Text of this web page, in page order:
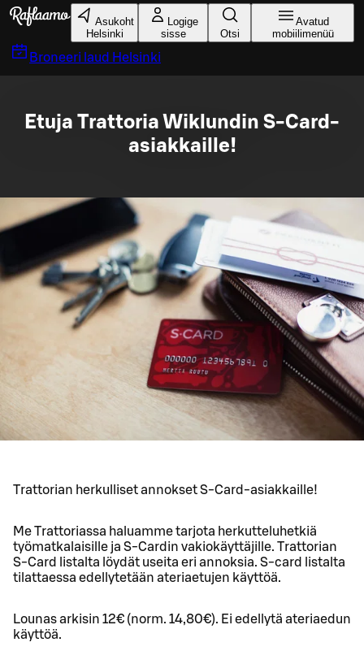
Liigu peamise sisu juurde
Asukoht
Helsinki
Logige
sisse
Otsi
Avatud
mobiilimenüü
Broneeri laud Helsinki
Etuja Trattoria Wiklundin S-Card-
asiakkaille!
Trattorian herkulliset annokset S-Card-asiakkaille!
Me Trattoriassa haluamme tarjota herkutteluhetkiä
työmatkalaisille ja S-Cardin vakiokäyttäjille. Trattorian
S-Card listalta löydät useita eri annoksia. S-card listalta
tilattaessa edellytetään ateriaetujen käyttöä.
Lounas arkisin 12€ (norm. 14,80€). Ei edellytä ateriaedun
käyttöä.